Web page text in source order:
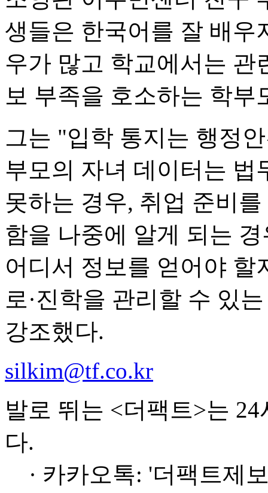
생들은 한국어를 잘 배우
우가 많고 학교에서는 관
보 부족을 호소하는 학
그는 "입학 통지는 행정
부모의 자녀 데이터는 법
못하는 경우, 취업 준비
함을 나중에 알게 되는
어디서 정보를 얻어야
로·진학을 관리할 수 있
강조했다.
silkim@tf.co.kr
발로 뛰는 <더팩트>는
다.
· 카카오톡: '더팩트제